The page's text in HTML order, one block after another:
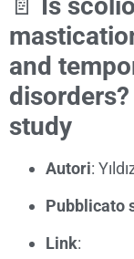
and
study
Autori:
Pubblicato
Link: